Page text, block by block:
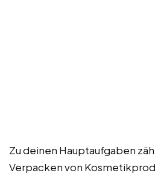
Zu deinen Hauptaufgaben
Verpacken von